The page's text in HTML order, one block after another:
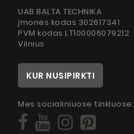
UAB BALTA TECHNIKA
Įmonės kodas 302617341
PVM kodas LT100006079212
Vilnius
KUR NUSIPIRKTI
Mes socialiniuose tinkluose: